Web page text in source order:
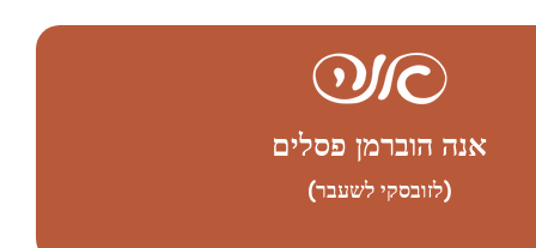
אנה הוברמן פסלים
(לזובסקי לשעבר)